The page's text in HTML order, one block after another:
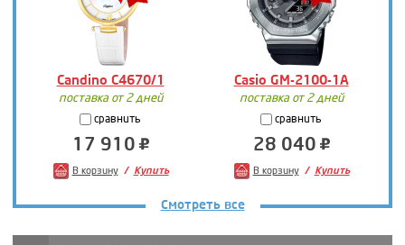
Candino C4670/1 Casio GM-2100-1A
поставка от 2 дней
сравнить
17 910
В корзину Купить
поставка от 2 дней
сравнить
28 040
В корзину Купить
Смотреть все